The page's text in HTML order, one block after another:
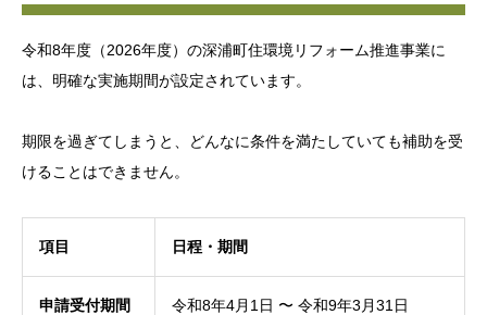
令和8年度（2026年度）の深浦町住環境リフォーム推進事業に
は、明確な実施期間が設定されています。
期限を過ぎてしまうと、どんなに条件を満たしていても補助を受
けることはできません。
項目 日程・期間
申請受付期間 令和8年4月1日 〜 令和9年3月31日